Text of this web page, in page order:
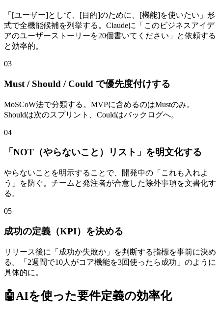
「[ユーザー]として、[目的]のために、[機能]を使いたい」形
式で全機能候補を列挙する。Claudeに「このビジネスアイデ
アのユーザーストーリーを20個書いてください」と依頼する
と効率的。
03
Must / Should / Could で優先度付けする
MoSCoW法で分類する。MVPに含めるのはMustのみ。
Shouldは次のスプリント、Couldはバックログへ。
04
「NOT（やらないこと）リスト」を明文化する
やらないことを明示することで、開発中の「これも入れよ
う」を防ぐ。チームと発注者が合意した除外事項を文書化す
る。
05
成功の定義（KPI）を決める
リリース後に「成功か失敗か」を判断する指標を事前に決め
る。「2週間で10人がコア機能を3回使ったら成功」のように
具体的に。
🤖AIを使った要件定義の効率化